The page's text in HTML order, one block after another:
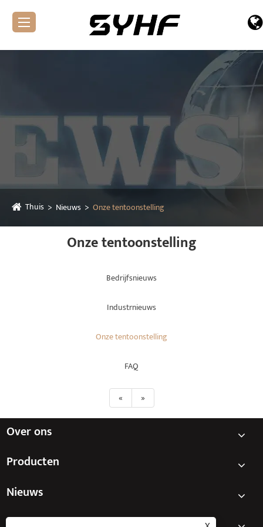
Thuis Nieuws Onze tentoonstelling
Onze tentoonstelling
Bedrijfsnieuws
Industrnieuws
Onze tentoonstelling
FAQ
« »
Over ons
Producten
Nieuws
Neem contact met ons op